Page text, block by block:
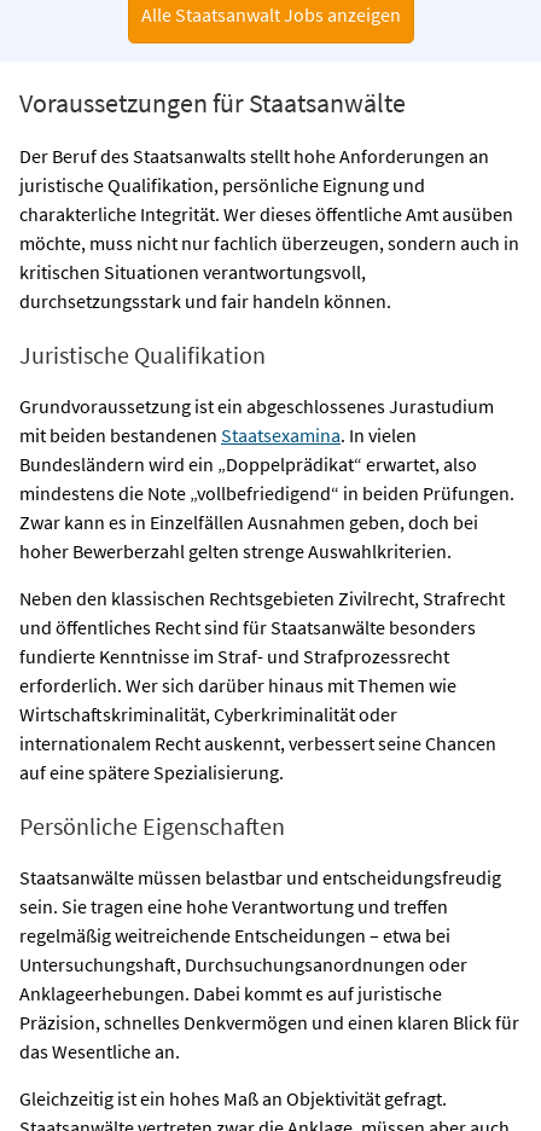
Alle Staatsanwalt Jobs anzeigen
Voraussetzungen für Staatsanwälte
Der Beruf des Staatsanwalts stellt hohe Anforderungen an
juristische Qualifikation, persönliche Eignung und
charakterliche Integrität. Wer dieses öffentliche Amt ausüben
möchte, muss nicht nur fachlich überzeugen, sondern auch in
kritischen Situationen verantwortungsvoll,
durchsetzungsstark und fair handeln können.
Juristische Qualifikation
Grundvoraussetzung ist ein abgeschlossenes Jurastudium
mit beiden bestandenen Staatsexamina. In vielen
Bundesländern wird ein „Doppelprädikat“ erwartet, also
mindestens die Note „vollbefriedigend“ in beiden Prüfungen.
Zwar kann es in Einzelfällen Ausnahmen geben, doch bei
hoher Bewerberzahl gelten strenge Auswahlkriterien.
Neben den klassischen Rechtsgebieten Zivilrecht, Strafrecht
und öffentliches Recht sind für Staatsanwälte besonders
fundierte Kenntnisse im Straf- und Strafprozessrecht
erforderlich. Wer sich darüber hinaus mit Themen wie
Wirtschaftskriminalität, Cyberkriminalität oder
internationalem Recht auskennt, verbessert seine Chancen
auf eine spätere Spezialisierung.
Persönliche Eigenschaften
Staatsanwälte müssen belastbar und entscheidungsfreudig
sein. Sie tragen eine hohe Verantwortung und treffen
regelmäßig weitreichende Entscheidungen – etwa bei
Untersuchungshaft, Durchsuchungsanordnungen oder
Anklageerhebungen. Dabei kommt es auf juristische
Präzision, schnelles Denkvermögen und einen klaren Blick für
das Wesentliche an.
Gleichzeitig ist ein hohes Maß an Objektivität gefragt.